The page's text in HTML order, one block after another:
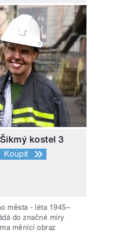
Šikmý kostel 3
Koupit
města - léta 1945–
do značné míry
měnící obraz